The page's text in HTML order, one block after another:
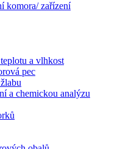
komora/ zařízení
a vlhkost
pec
a chemickou analýzu